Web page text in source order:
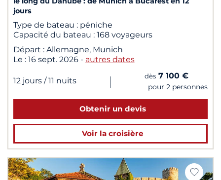
jours
Type de bateau : péniche
Capacité du bateau : 168 voyageurs
Départ : Allemagne, Munich
Le : 16 sept. 2026 - autres dates
12 jours / 11 nuits | dès 7 100 €
pour 2 personnes
Obtenir un devis
Voir la croisière